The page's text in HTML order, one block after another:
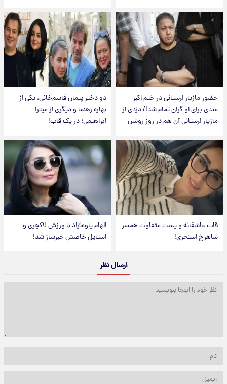
حضور مازیار لرستانی در ختم اکبر
عبدی برای او گران تمام شد!/ دزدی از
مازیار لرستانی آن هم در روز روشن
دو دختر پیمان قاسم‌خانی، یکی از
بهاره رهنما و دیگری از میترا
ابراهیمی؛ در یک قاب!
قاب عاشقانه و پست متفاوت همسر
شاهرخ استخری!
الهام پاوه‌نژاد با ورزش لاکچری و
استایل خاصش خبرساز شد!
ارسال نظر